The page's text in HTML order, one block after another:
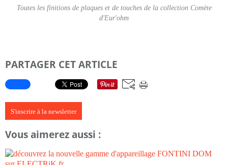
Toutes les finitions de plaques et de touches de la collection Comète
d'Eur'ohm
PARTAGER CET ARTICLE
S'inscrire à la newsletter
Vous aimerez aussi :